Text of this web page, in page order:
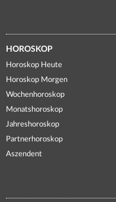
HOROSKOP
Horoskop Heute
Horoskop Morgen
Wochenhoroskop
Monatshoroskop
Jahreshoroskop
Partnerhoroskop
Aszendent